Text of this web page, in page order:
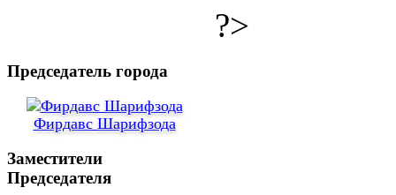
?>
Председатель города
Фирдавс Шарифзода
Заместители
Председателя